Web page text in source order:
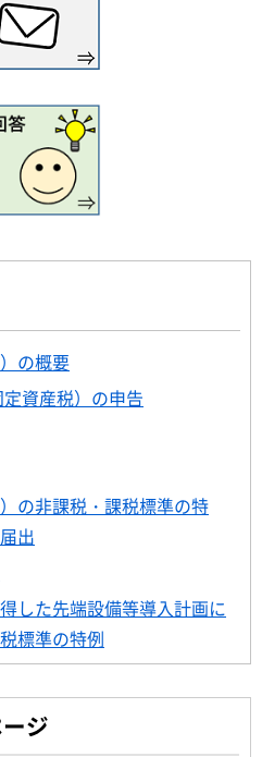
の概要
資産税）の申告
の非課税・課税標準の特
出
した先端設備等導入計画に
標準の特例
ジ